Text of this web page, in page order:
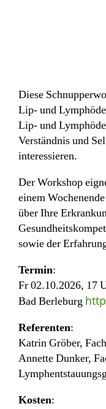
Diese
Lip- und
Lip- und
Verständnis und
interessieren.
Der Workshop
einem
über Ihre
sowie der
Termin:
Fr 02.10.2026, 17
Bad Berleburg
Referenten:
Katrin Gröber,
Annette Dunker,
Kosten: